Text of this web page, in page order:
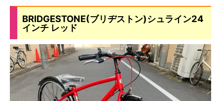
BRIDGESTONE(ブリヂストン)シュライン24
インチ レッド